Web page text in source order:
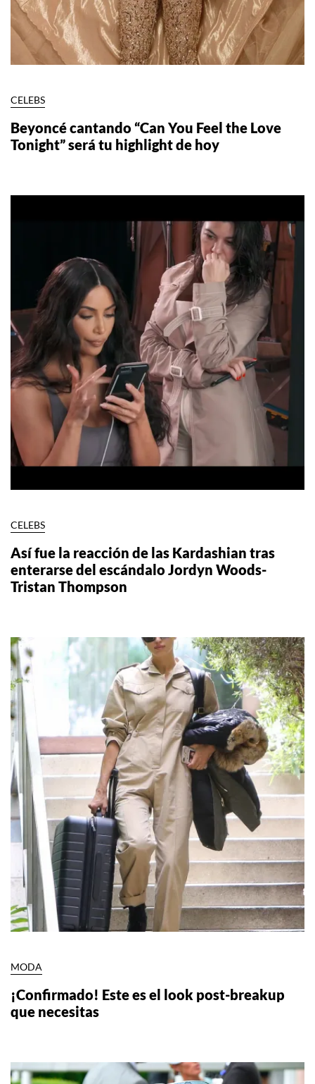
CELEBS
Beyoncé cantando “Can You Feel the Love
Tonight” será tu highlight de hoy
CELEBS
Así fue la reacción de las Kardashian tras
enterarse del escándalo Jordyn Woods-
Tristan Thompson
MODA
¡Confirmado! Este es el look post-breakup
que necesitas